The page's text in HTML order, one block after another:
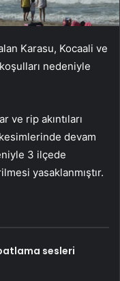
Karasu, Kocaali ve
nedeniyle
ve rip akıntıları
kesimlerinde devam
3 ilçede
yasaklanmıştır.
sesleri